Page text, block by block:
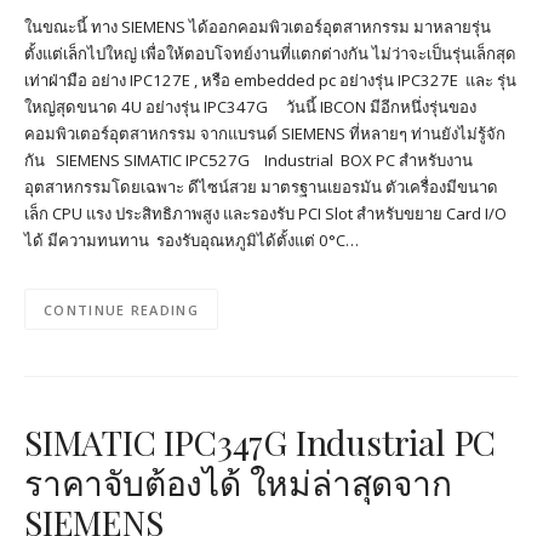
ในขณะนี้ ทาง SIEMENS ได้ออกคอมพิวเตอร์อุตสาหกรรม มาหลายรุ่น
ตั้งแต่เล็กไปใหญ่ เพื่อให้ตอบโจทย์งานที่แตกต่างกัน ไม่ว่าจะเป็นรุ่นเล็กสุด
เท่าฝ่ามือ อย่าง IPC127E , หรือ embedded pc อย่างรุ่น IPC327E และ รุ่น
ใหญ่สุดขนาด 4U อย่างรุ่น IPC347G วันนี้ IBCON มีอีกหนึ่งรุ่นของ
คอมพิวเตอร์อุตสาหกรรม จากแบรนด์ SIEMENS ที่หลายๆ ท่านยังไม่รู้จัก
กัน SIEMENS SIMATIC IPC527G Industrial BOX PC สำหรับงาน
อุตสาหกรรมโดยเฉพาะ ดีไซน์สวย มาตรฐานเยอรมัน ตัวเครื่องมีขนาด
เล็ก CPU แรง ประสิทธิภาพสูง และรองรับ PCI Slot สำหรับขยาย Card I/O
ได้ มีความทนทาน รองรับอุณหภูมิได้ตั้งแต่ 0°C…
CONTINUE READING
SIMATIC IPC347G Industrial PC
ราคาจับต้องได้ ใหม่ล่าสุดจาก
SIEMENS